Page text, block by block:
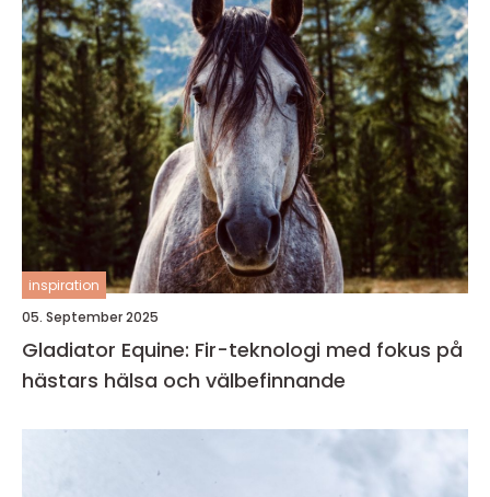
inspiration
05. September 2025
Gladiator Equine: Fir-teknologi med fokus på
hästars hälsa och välbefinnande